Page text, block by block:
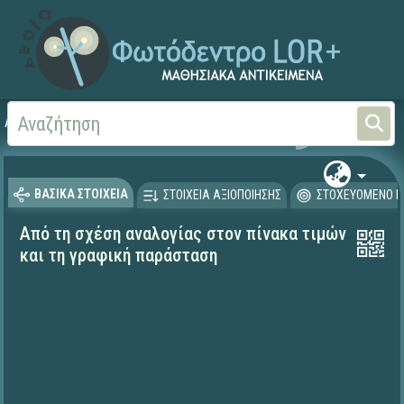
Αρχική
ΒΑΣΙΚΑ ΣΤΟΙΧΕΙΑ ΣΤΟΙΧΕΙΑ ΑΞΙΟΠΟΙΗΣΗΣ ΣΤΟΧΕΥΟΜΕΝΟ
Από τη σχέση αναλογίας στον πίνακα τιμών
και τη γραφική παράσταση